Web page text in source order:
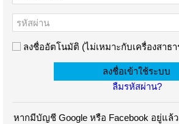
ลงชื่ออัตโนมัติ (ไม่เหมาะกับเครื่องสาธ
ลืมรหัสผ่าน?
หากมีบัญชี Google หรือ Facebook อยู่แล้